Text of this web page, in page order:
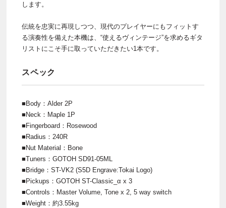
します。
伝統を忠実に再現しつつ、現代のプレイヤーにもフィットす
る演奏性を備えた本機は、“使えるヴィンテージ”を求めるギタ
リストにこそ手に取っていただきたい1本です。
スペック
■Body：Alder 2P
■Neck：Maple 1P
■Fingerboard：Rosewood
■Radius：240R
■Nut Material：Bone
■Tuners：GOTOH SD91-05ML
■Bridge：ST-VK2 (S5D Engrave:Tokai Logo)
■Pickups：GOTOH ST-Classic_α x 3
■Controls：Master Volume, Tone x 2, 5 way switch
■Weight：約3.55kg